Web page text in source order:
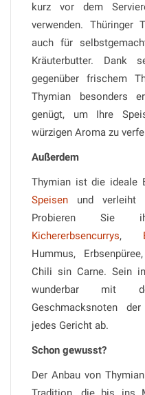
kurz vor dem
verwenden. Thüringer
auch für
Kräuterbutter. Dank
gegenüber frischem
Thymian besonders
genügt, um Ihre
würzigen Aroma zu
Außerdem
Thymian ist die ideale
Speisen und verleiht
Probieren
Kichererbsencurrys,
Hummus, Erbsenpüree,
Chili sin Carne. Sein
wunderbar mit
Geschmacksnoten
jedes Gericht ab.
Schon gewusst?
Der Anbau von